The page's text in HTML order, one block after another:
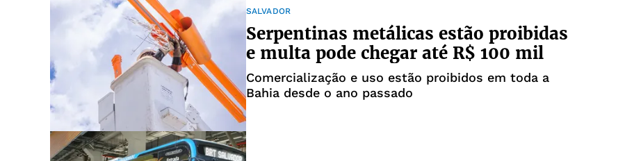
SALVADOR
Serpentinas metálicas estão proibidas
e multa pode chegar até R$ 100 mil
Comercialização e uso estão proibidos em toda a
Bahia desde o ano passado